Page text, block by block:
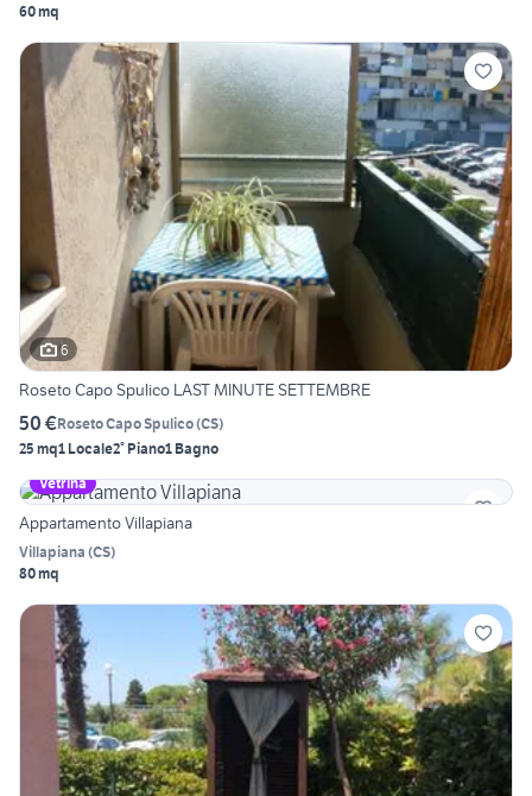
60 mq
6
Roseto Capo Spulico LAST MINUTE SETTEMBRE
50 €Roseto Capo Spulico(CS)
25 mq1 Locale2° Piano1 Bagno
Vetrina
Appartamento Villapiana
Villapiana (CS)
80 mq